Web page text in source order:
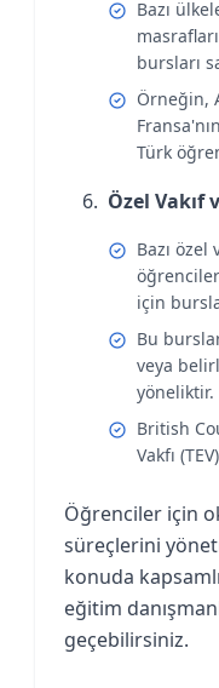
Bazı
bursları
Örneğin,
Türk
Özel Vakıf
Bazı özel
için
Bu
veya
yöneliktir.
British
Vakfı
Öğrenciler için
süreçlerini
konuda
eğitim
geçebilirsiniz.